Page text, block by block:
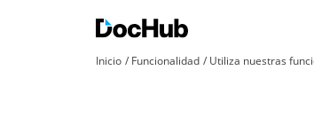
Inicio Funcionalidad Utiliza nuestras